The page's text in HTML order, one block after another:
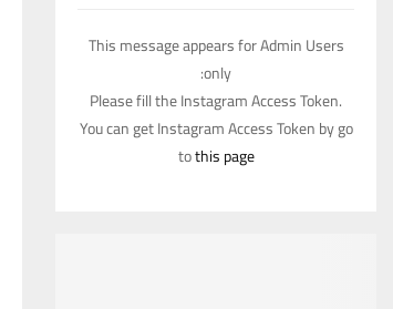
This message appears for Admin Users
only:
Please fill the Instagram Access Token.
You can get Instagram Access Token by go
tothis page